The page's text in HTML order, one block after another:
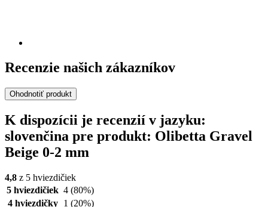
Recenzie našich zákazníkov
Ohodnotiť produkt
K dispozícii je recenzií v jazyku:
slovenčina pre produkt: Olibetta Gravel
Beige 0-2 mm
4,8 z 5 hviezdičiek
5 hviezdičiek 4 (80%)
4 hviezdičky
1 (20%)